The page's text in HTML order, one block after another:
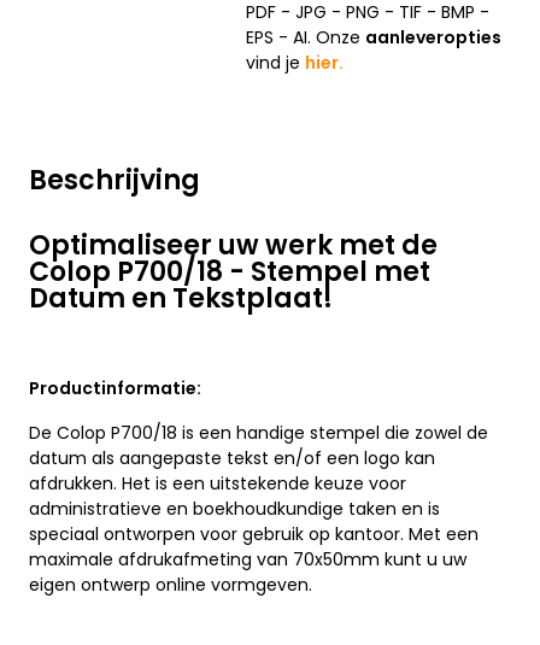
Beschrijving
Optimaliseer uw werk met de
Colop P700/18 - Stempel met
Datum en Tekstplaat!
Productinformatie:
De Colop P700/18 is een handige stempel die zowel de
datum als aangepaste tekst en/of een logo kan
afdrukken. Het is een uitstekende keuze voor
administratieve en boekhoudkundige taken en is
speciaal ontworpen voor gebruik op kantoor. Met een
maximale afdrukafmeting van 70x50mm kunt u uw
eigen ontwerp online vormgeven.
PDF - JPG - PNG - TIF - BMP -
EPS - AI. Onze aanleveropties
vind je hier.